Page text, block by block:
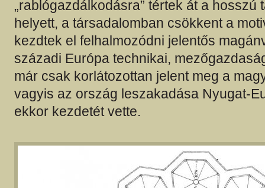
„rablógazdálkodásra” tértek át a hosszú
helyett, a társadalomban csökkent a
kezdtek el felhalmozódni jelentős
századi Európa technikai,
már csak korlátozottan jelent meg a
vagyis az ország leszakadása Nyugat-
ekkor kezdetét vette.